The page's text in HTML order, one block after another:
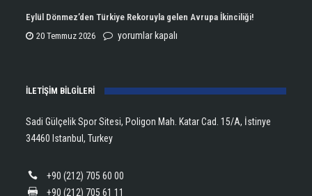
Aldı!
Şampiyonu
Lanlana
Eylül Dönmez’den Türkiye Rekoruyla gelen Avrupa İkinciliği!
20 Temmuz 2026
Eylül
Rekoruyla
Avrupa
yorumlar kapalı
İLETİŞİM BİLGİLERİ
Sadi Gülçelik Spor Sitesi, Poligon Mah. Katar Cad. 15/A, İstinye
34460 Istanbul, Turkey
+90 (212) 705 60 00
+90 (212) 705 61 11